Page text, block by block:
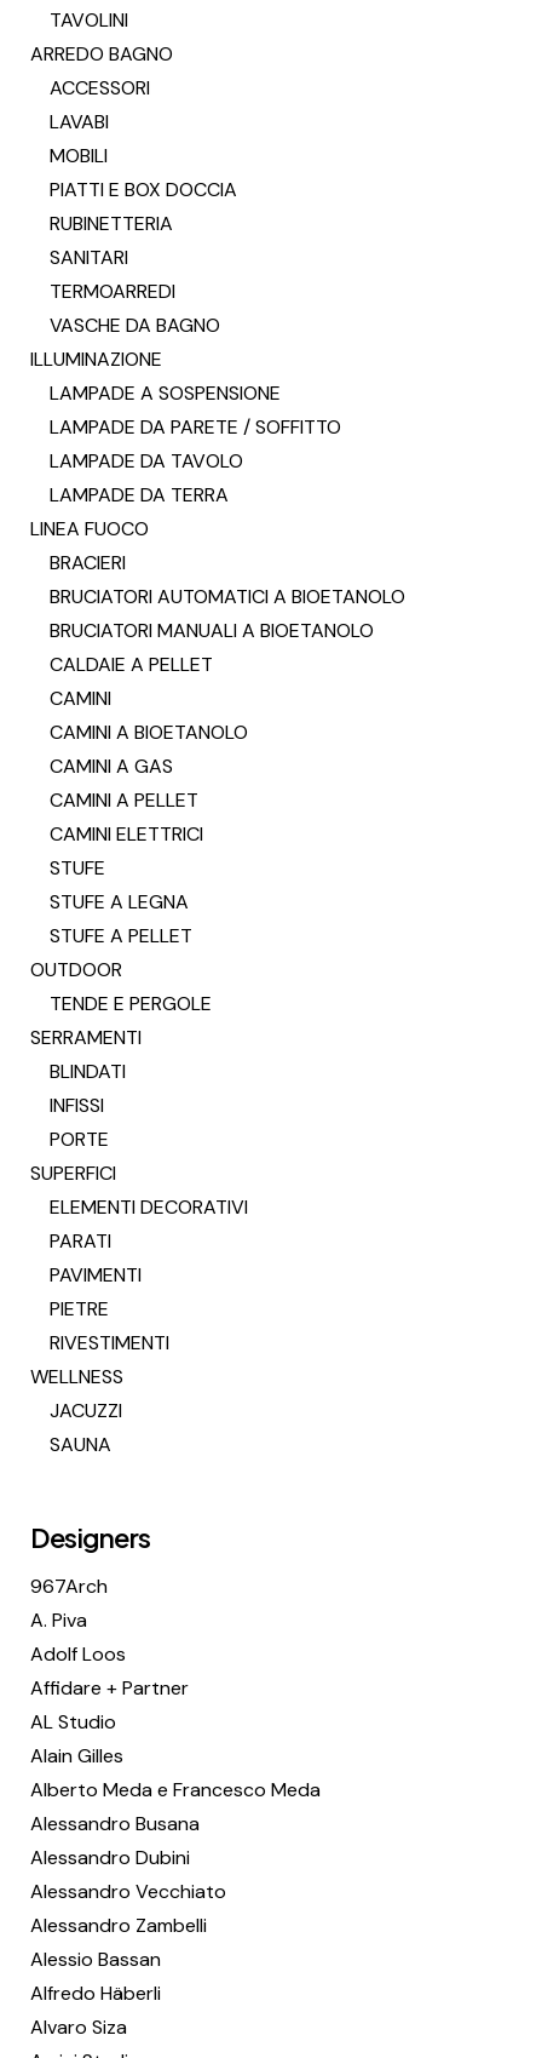
TAVOLINI
ARREDO BAGNO
ACCESSORI
LAVABI
MOBILI
PIATTI E BOX DOCCIA
RUBINETTERIA
SANITARI
TERMOARREDI
VASCHE DA BAGNO
ILLUMINAZIONE
LAMPADE A SOSPENSIONE
LAMPADE DA PARETE / SOFFITTO
LAMPADE DA TAVOLO
LAMPADE DA TERRA
LINEA FUOCO
BRACIERI
BRUCIATORI AUTOMATICI A BIOETANOLO
BRUCIATORI MANUALI A BIOETANOLO
CALDAIE A PELLET
CAMINI
CAMINI A BIOETANOLO
CAMINI A GAS
CAMINI A PELLET
CAMINI ELETTRICI
STUFE
STUFE A LEGNA
STUFE A PELLET
OUTDOOR
TENDE E PERGOLE
SERRAMENTI
BLINDATI
INFISSI
PORTE
SUPERFICI
ELEMENTI DECORATIVI
PARATI
PAVIMENTI
PIETRE
RIVESTIMENTI
WELLNESS
JACUZZI
SAUNA
Designers
967Arch
A. Piva
Adolf Loos
Affidare + Partner
AL Studio
Alain Gilles
Alberto Meda e Francesco Meda
Alessandro Busana
Alessandro Dubini
Alessandro Vecchiato
Alessandro Zambelli
Alessio Bassan
Alfredo Häberli
Alvaro Siza